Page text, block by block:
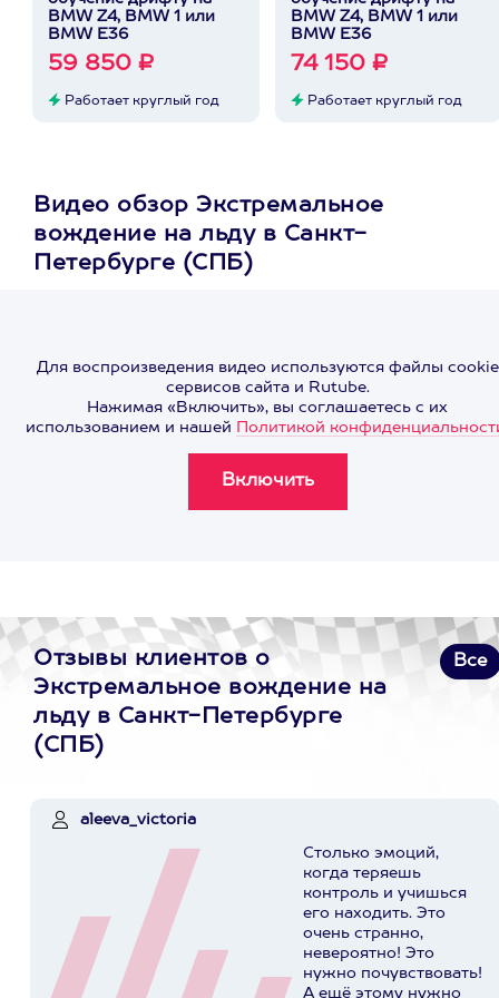
BMW Z4, BMW 1 или
BMW E36
59 850 ₽
Работает круглый год
BMW Z4, BMW 1 или
BMW E36
74 150 ₽
Работает круглый год
Видео обзор Экстремальное
вождение на льду в Санкт-
Петербурге (СПБ)
Для воспроизведения видео используются файлы cookie
сервисов сайта и Rutube.
Нажимая «Включить», вы соглашаетесь с их
использованием и нашей Политикой
Отзывы клиентов о
Экстремальное вождение на
льду в Санкт-Петербурге
(СПБ)
Все
aleeva_victoria
Столько эмоций,
когда теряешь
контроль и учишься
его находить. Это
очень странно,
невероятно! Это
нужно почувствовать!
А ещё этому нужно